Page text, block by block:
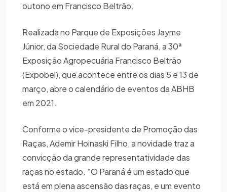
outono em Francisco Beltrão.
Realizada no Parque de Exposições Jayme
Júnior, da Sociedade Rural do Paraná, a 30ª
Exposição Agropecuária Francisco Beltrão
(Expobel), que acontece entre os dias 5 e 13 de
março, abre o calendário de eventos da ABHB
em 2021.
Conforme o vice-presidente de Promoção das
Raças, Ademir Hoinaski Filho, a novidade traz a
convicção da grande representatividade das
raças no estado. “O Paraná é um estado que
está em plena ascensão das raças, e um evento